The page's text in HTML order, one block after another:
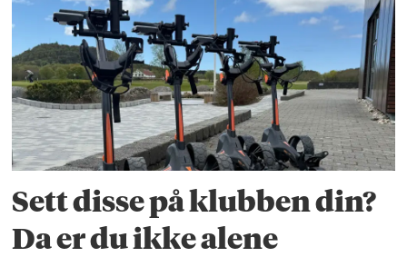
Sett disse på klubben din?
Da er du ikke alene